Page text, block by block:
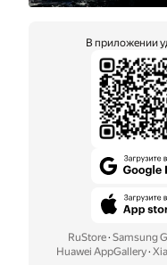
В приложении
RuStore· Samsung
Huawei AppGallery·